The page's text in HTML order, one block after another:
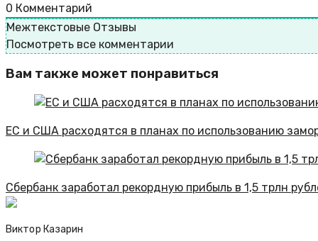
0 Комментарий
Межтекстовые Отзывы
Посмотреть все комментарии
Вам также может понравиться
ЕС и США расходятся в планах по использованию
Сбербанк заработал рекордную прибыль в 1,5 трлн
Виктор Казарин